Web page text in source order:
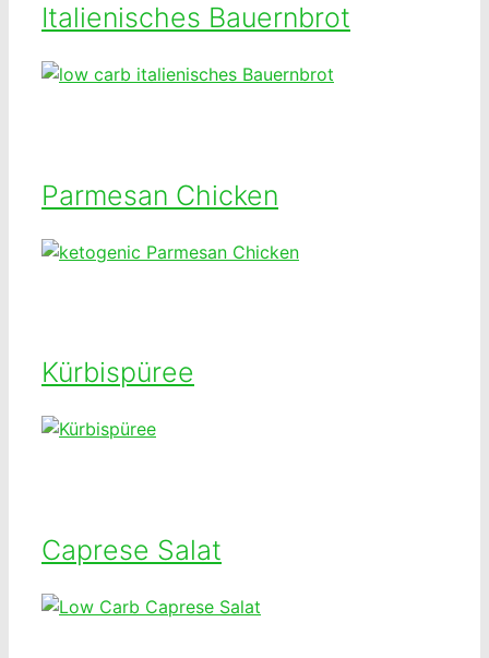
Italienisches Bauernbrot
Parmesan Chicken
Kürbispüree
Caprese Salat